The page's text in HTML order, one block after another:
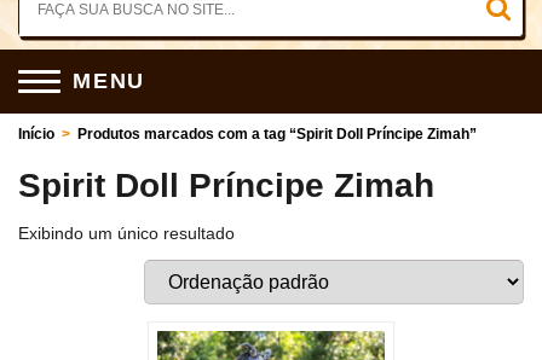
MENU
Início > Produtos marcados com a tag “Spirit Doll Príncipe Zimah”
Spirit Doll Príncipe Zimah
Exibindo um único resultado